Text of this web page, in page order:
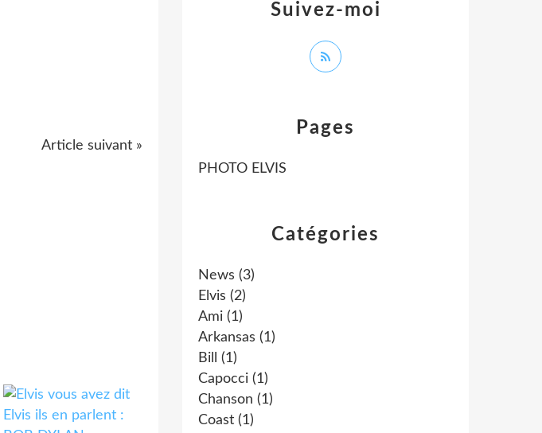
Article suivant »
Catégories
News (3)
Elvis (2)
Ami (1)
Arkansas (1)
Bill
(1)
Capocci (1)
Chanson (1)
Coast (1)
Pages
PHOTO ELVIS
Suivez-moi